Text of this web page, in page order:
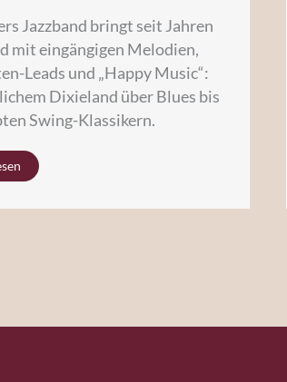
Jazzband bringt seit Jahren
mit eingängigen Melodien,
Leads und „Happy Music“:
Dixieland über Blues bis
Swing-Klassikern.